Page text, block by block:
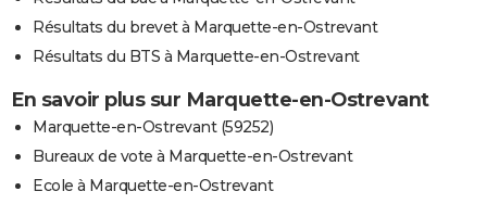
Résultats du brevet à Marquette-en-Ostrevant
Résultats du BTS à Marquette-en-Ostrevant
En savoir plus sur Marquette-en-Ostrevant
Marquette-en-Ostrevant (59252)
Bureaux de vote à Marquette-en-Ostrevant
Ecole à Marquette-en-Ostrevant